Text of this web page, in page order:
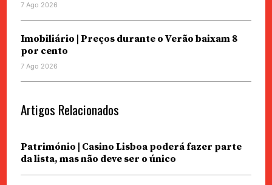
7 Ago 2026
Imobiliário | Preços durante o Verão baixam 8
por cento
7 Ago 2026
Artigos Relacionados
Património | Casino Lisboa poderá fazer parte
da lista, mas não deve ser o único